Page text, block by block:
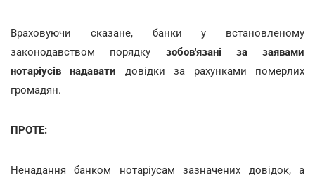
Враховуючи сказане, банки у встановленому
законодавством порядку зобов'язані за заявами
нотаріусів надавати довідки за рахунками померлих
громадян.
ПРОТЕ:
Ненадання банком нотаріусам зазначених довідок, а